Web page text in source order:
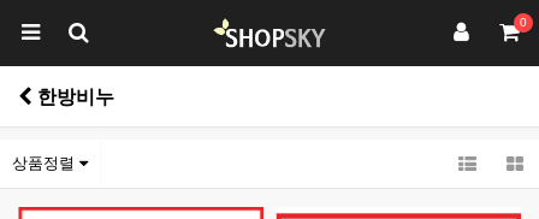
0
한방비누
상품정렬